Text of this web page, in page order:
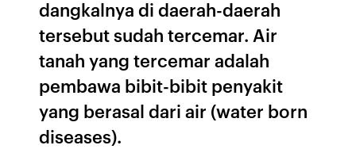
dangkalnya di daerah-daerah
tersebut sudah tercemar. Air
tanah yang tercemar adalah
pembawa bibit-bibit penyakit
yang berasal dari air (water born
diseases).